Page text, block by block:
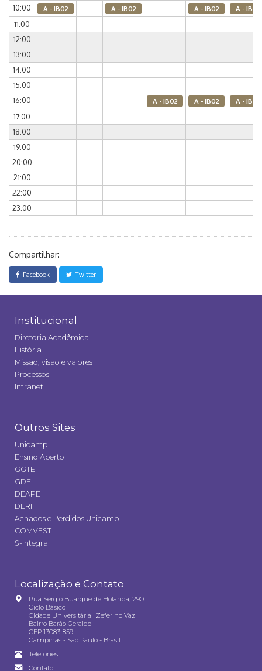
10:00
A - IB02 A - IB02 A - IB02 A - IB02
11:00
12:00
13:00
14:00
15:00
16:00
A - IB02 A - IB02 A - IB02
17:00
18:00
19:00
20:00
21:00
22:00
23:00
Compartilhar:
Facebook Twitter
Institucional
Diretoria Acadêmica
História
Missão, visão e valores
Processos
Intranet
Outros Sites
Unicamp
Ensino Aberto
GGTE
GDE
DEAPE
DERI
Achados e Perdidos Unicamp
COMVEST
S-integra
Localização e Contato
Rua Sérgio Buarque de Holanda, 290
Ciclo Básico II
Cidade Universitária "Zeferino Vaz"
Bairro Barão Geraldo
CEP 13083-859
Campinas - São Paulo - Brasil
Telefones
Contato